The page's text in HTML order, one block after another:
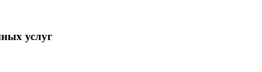
услуг